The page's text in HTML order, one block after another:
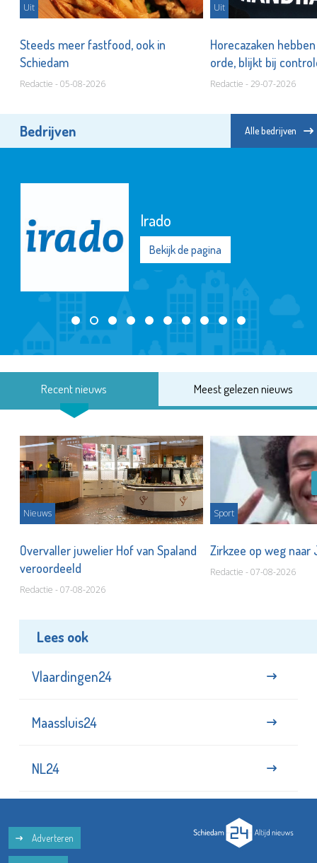
Uit
Steeds meer fastfood, ook in
Schiedam
Redactie - 05-08-2026
Uit
Horecazaken
orde, blijkt bij
Redactie - 29-07-2026
Bedrijven Alle bedrijven
Irado
Bekijk de pagina
Recent nieuws Meest gelezen nieuws
Nieuws
Overvaller juwelier Hof van Spaland
veroordeeld
Redactie - 07-08-2026
Sport
Zirkzee op weg
Redactie - 07-08-2026
Lees ook
Vlaardingen24
Maassluis24
NL24
Adverteren